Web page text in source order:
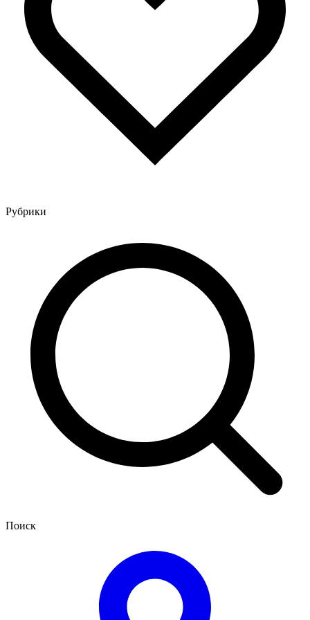
Рубрики
Поиск